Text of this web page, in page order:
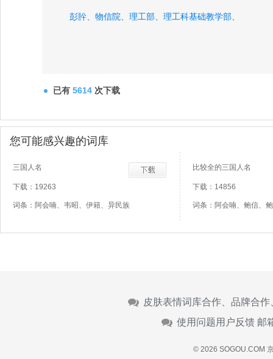
彭肸、 物信院、 理工部、 理工科基础教学部、
已有 5614 次下载
您可能感兴趣的词库
三国人名
下载：19263
词条：阿会喃、韦昭、伊籍、异民族
比较全的三国人名
下载：14856
词条：阿会喃、鲍信、
皮肤表情词库合作、品牌合
使用问题用户反馈 邮
© 2026 SOGOU.COM